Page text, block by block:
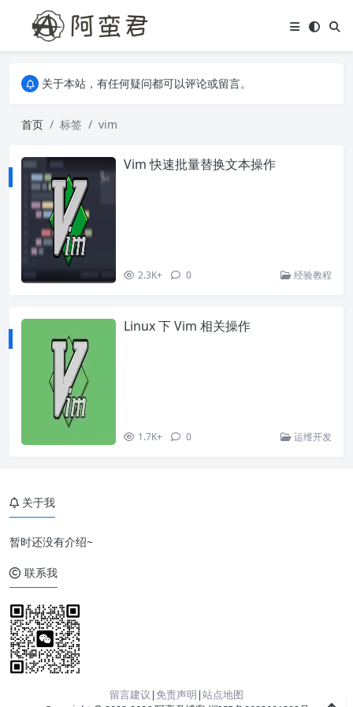
关于本站，有任何疑问都可以评论或留言。
关于本站，有任何疑问都可以评论或留言。
首页
标签 vim
Vim 快速批量替换文本操作
2.3K+ 0 经验教程
Linux 下 Vim 相关操作
1.7K+ 0 运维开发
关于我
暂时还没有介绍~
联系我
留言建议 |免责声明 |站点地图